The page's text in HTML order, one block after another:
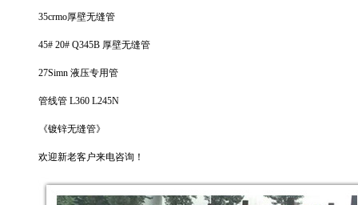
35crmo厚壁无缝管
45# 20# Q345B 厚壁无缝管
27Simn 液压专用管
管线管 L360 L245N
《镀锌无缝管》
欢迎新老客户来电咨询！